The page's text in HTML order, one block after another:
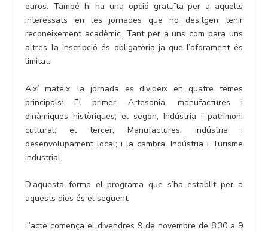
euros. També hi ha una opció gratuïta per a aquells
interessats en les jornades que no desitgen tenir
reconeixement acadèmic. Tant per a uns com para uns
altres la inscripció és obligatòria ja que l’aforament és
limitat.
Així mateix, la jornada es divideix en quatre temes
principals: El primer, Artesania, manufactures i
dinàmiques històriques; el segon, Indústria i patrimoni
cultural; el tercer, Manufactures, indústria i
desenvolupament local; i la cambra, Indústria i Turisme
industrial.
D’aquesta forma el programa que s’ha establit per a
aquests dies és el següent:
L’acte comença el divendres 9 de novembre de 8:30 a 9